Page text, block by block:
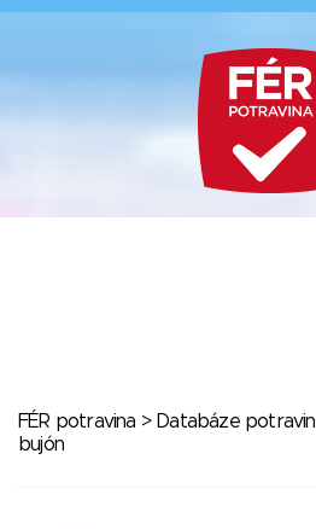
FÉR potravina > Databáze potravin
bujón